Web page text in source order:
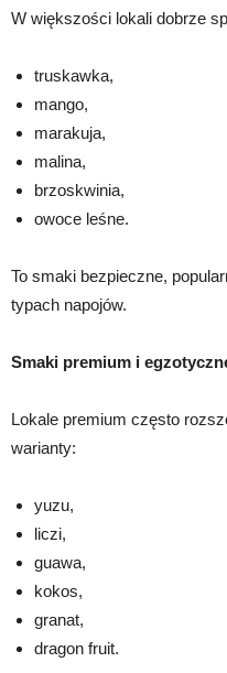
W większości lokali dobrze
truskawka,
mango,
marakuja,
malina,
brzoskwinia,
owoce leśne.
To smaki bezpieczne,
typach napojów.
Smaki premium i
Lokale premium często
warianty:
yuzu,
liczi,
guawa,
kokos,
granat,
dragon fruit.